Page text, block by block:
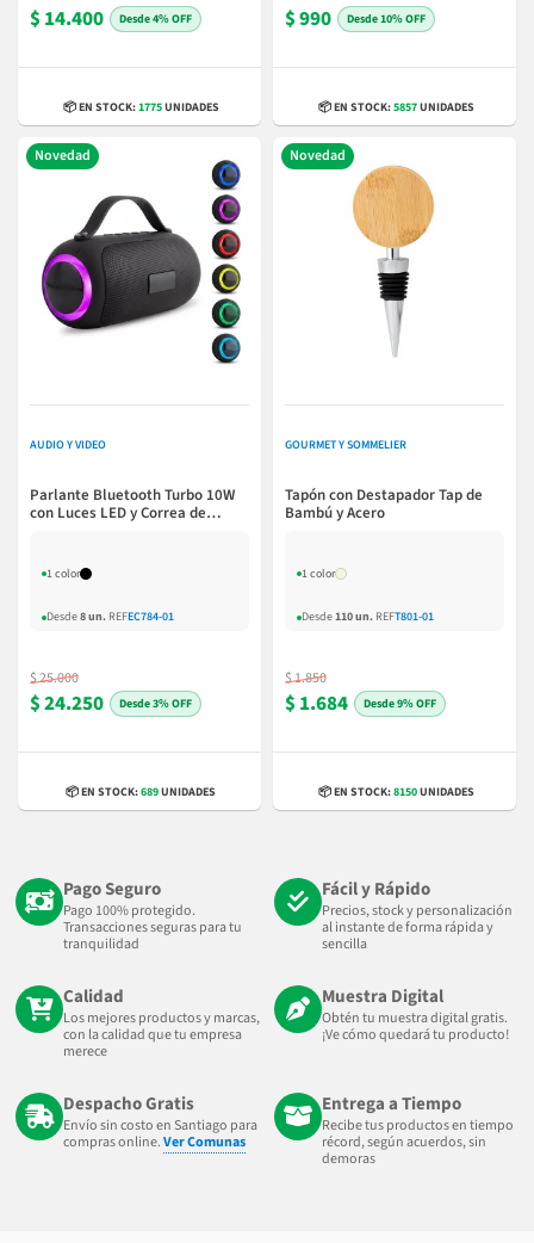
$ 14.400 4% OFF
📦 EN STOCK:1775UNIDADES
$ 990 10% OFF
📦 EN STOCK:5857UNIDADES
Novedad
AUDIO Y VIDEO
Parlante Bluetooth Turbo 10W
con Luces LED y Correa de
1 color
Desde8 un. REFEC784-01
$ 25.000
$ 24.250 3% OFF
📦 EN STOCK:689UNIDADES
Novedad
GOURMET Y SOMMELIER
Tapón con Destapador Tap de
Bambú y Acero
1 color
Desde110 un. REFT801-01
$ 1.850
$ 1.684 9% OFF
📦 EN STOCK:8150UNIDADES
Pago Seguro
Pago 100% protegido.
Transacciones seguras para tu
tranquilidad
Fácil y Rápido
Precios, stock y personalización
al instante de forma rápida y
sencilla
Calidad
Los mejores productos y marcas,
con la calidad que tu empresa
merece
Muestra Digital
Obtén tu muestra digital gratis.
¡Ve cómo quedará tu producto!
Despacho Gratis
Envío sin costo en Santiago para
compras online.Ver Comunas
Entrega a Tiempo
Recibe tus productos en tiempo
récord, según acuerdos, sin
demoras